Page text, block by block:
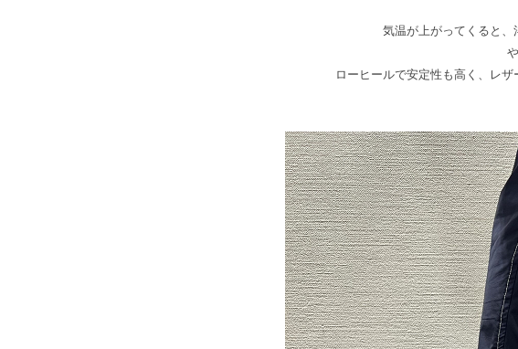
気温が上がってくると、
ローヒールで安定性も高く、レ